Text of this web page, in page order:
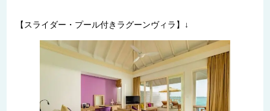
【スライダー・プール付きラグーンヴィラ】↓